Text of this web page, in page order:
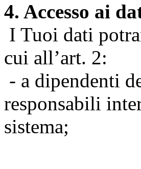
4. Accesso ai
I Tuoi dati
cui all’art. 2:
- a dipendenti
responsabili
sistema;